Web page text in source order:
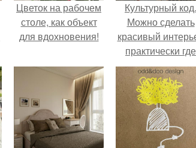
Цветок на рабочем
столе, как объект
для вдохновения!
Культурный код.
Можно сделать
красивый
практически где
угодно.